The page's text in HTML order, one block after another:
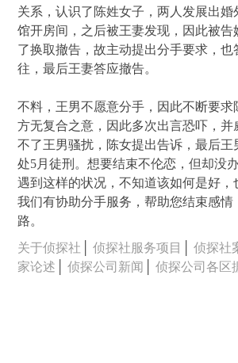
关系，认识了陈姓女子，两人发展出婚
馆开房间，之后被王妻发现，因此被告
了换取撤告，故主动提出分手要求，也
往，最后王妻答应撤告。
不料，王男不愿意分手，因此不断要求
方无复合之意，因此多次出言恐吓，并
不了王男骚扰，陈女提出告诉，最后王
处5月徒刑。想要结束不伦恋，但却没
遇到这样的状况，不知道该如何是好，
我们有协助分手服务，帮助您结束感情
路。
关于侦探社 │侦探社服务项目 │侦探社
家论述 │侦探公司新闻 │侦探公司各区